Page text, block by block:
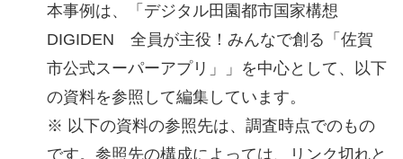
本事例は、「デジタル田園都市国家構想
DIGIDEN 全員が主役！みんなで創る「佐賀
市公式スーパーアプリ」」を中心として、以下
の資料を参照して編集しています。
※ 以下の資料の参照先は、調査時点でのもの
です。参照先の構成によっては、リンク切れと